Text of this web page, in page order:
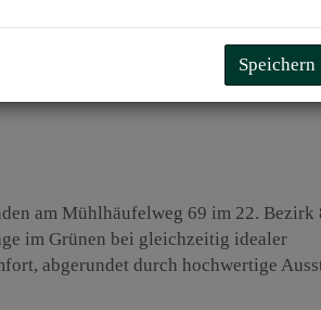
am Mühlhäufelweg 69 im 22. Bezirk
im Grünen bei gleichzeitig idealer
abgerundet durch hochwertige
Speichern